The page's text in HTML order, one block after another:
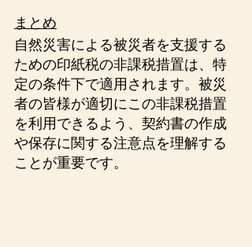
まとめ
自然災害による被災者を支援する
ための印紙税の非課税措置は、特
定の条件下で適用されます。被災
者の皆様が適切にこの非課税措置
を利用できるよう、契約書の作成
や保存に関する注意点を理解する
ことが重要です。